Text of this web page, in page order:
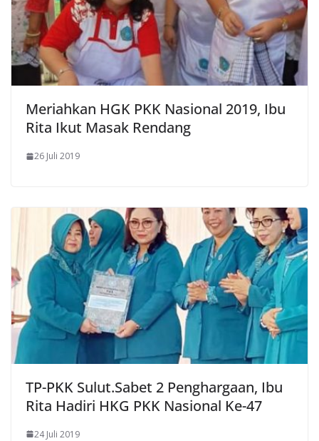
Meriahkan HGK PKK Nasional 2019, Ibu
Rita Ikut Masak Rendang
26 Juli 2019
TP-PKK Sulut.Sabet 2 Penghargaan, Ibu
Rita Hadiri HKG PKK Nasional Ke-47
24 Juli 2019